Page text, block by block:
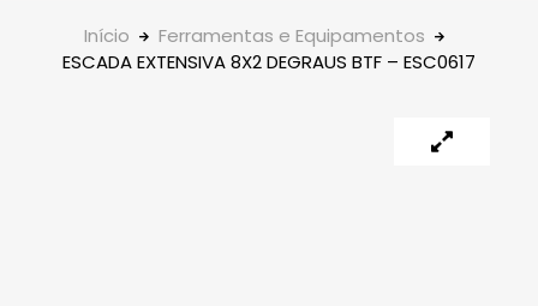
Início
Ferramentas e Equipamentos
ESCADA EXTENSIVA 8X2 DEGRAUS BTF – ESC0617